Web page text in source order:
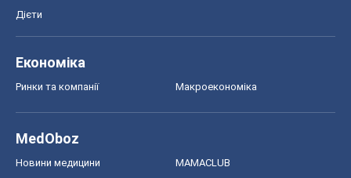
Дієти
Економіка
Ринки та компанії Макроекономіка
MedOboz
Новини медицини MAMACLUB